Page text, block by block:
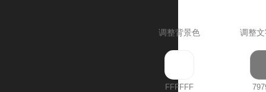
调整背景色 调整